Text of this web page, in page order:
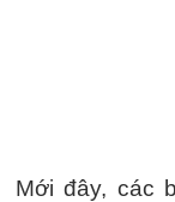
Mới đây, các